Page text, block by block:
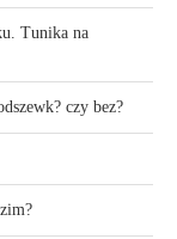
Tunika na
czy bez?